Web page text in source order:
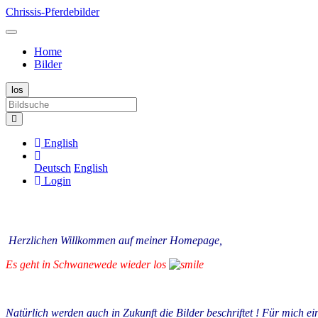
Chrissis-Pferdebilder
Home
Bilder
English
Deutsch English
Login
Herzlichen Willkommen auf meiner Homepage,
Es geht in Schwanewede wieder los
Natürlich werden auch in Zukunft die Bilder beschriftet ! Für mich